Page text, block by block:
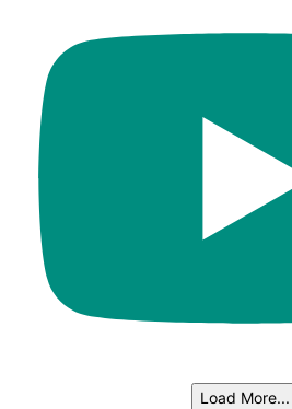
Load More...